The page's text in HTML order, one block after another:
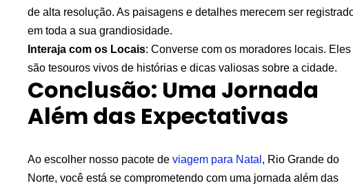
de alta resolução. As paisagens e detalhes merecem ser
em toda a sua grandiosidade.
Interaja com os Locais: Converse com os moradores locais. Eles
são tesouros vivos de histórias e dicas valiosas sobre a cidade.
Conclusão: Uma Jornada
Além das Expectativas
Ao escolher nosso pacote deviagem para Natal , Rio Grande do
Norte, você está se comprometendo com uma jornada além das